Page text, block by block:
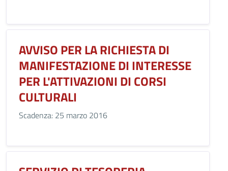
AVVISO PER LA RICHIESTA DI
MANIFESTAZIONE DI INTERESSE
PER L'ATTIVAZIONI DI CORSI
CULTURALI
Scadenza: 25 marzo 2016